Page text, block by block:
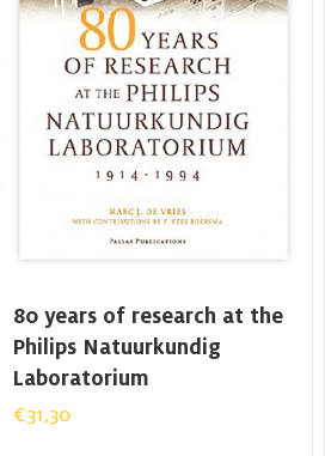
80 years of research at the
Philips Natuurkundig
Laboratorium
€31,30